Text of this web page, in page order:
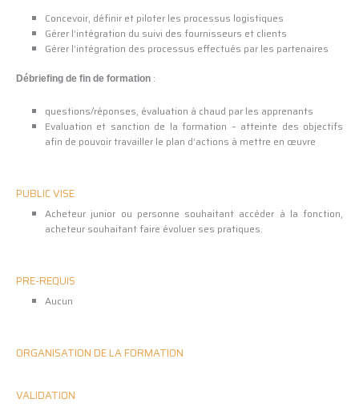
Concevoir, définir et piloter les processus logistiques
Gérer l’intégration du suivi des fournisseurs et clients
Gérer l’intégration des processus effectués par les partenaires
Débriefing de fin de formation :
questions/réponses, évaluation à chaud par les apprenants
Evaluation et sanction de la formation – atteinte des objectifs
afin de pouvoir travailler le plan d’actions à mettre en œuvre
PUBLIC VISE
Acheteur junior ou personne souhaitant accéder à la fonction,
acheteur souhaitant faire évoluer ses pratiques.
PRE-REQUIS
Aucun
ORGANISATION DE LA FORMATION
VALIDATION